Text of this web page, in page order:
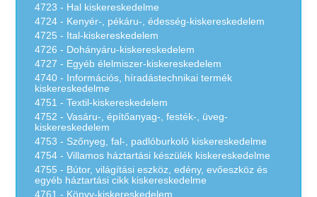
4723 - Hal kiskereskedelme
4724 - Kenyér-, pékáru-, édesség-kiskereskedelem
4725 - Ital-kiskereskedelem
4726 - Dohányáru-kiskereskedelem
4727 - Egyéb élelmiszer-kiskereskedelem
4740 - Információs, híradástechnikai termék
kiskereskedelme
4751 - Textil-kiskereskedelem
4752 - Vasáru-, építőanyag-, festék-, üveg-
kiskereskedelem
4753 - Szőnyeg, fal-, padlóburkoló kiskereskedelme
4754 - Villamos háztartási készülék kiskereskedelme
4755 - Bútor, világítási eszköz, edény, evőeszköz és
egyéb háztartási cikk kiskereskedelme
4761 - Könyv-kiskereskedelem